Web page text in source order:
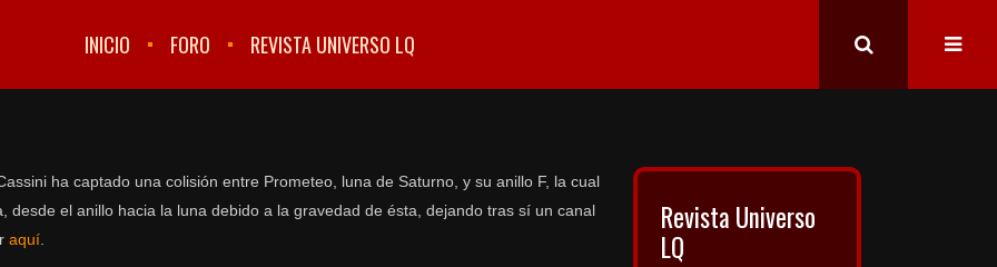
INICIO FORO REVISTA UNIVERSO LQ
ha captado una colisión entre Prometeo, luna de Saturno, y su anillo F, la cual
el anillo hacia la luna debido a la gravedad de ésta, dejando tras sí un canal
aquí
Revista Universo
LQ